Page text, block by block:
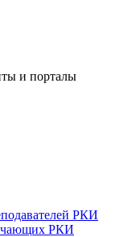
и порталы
РКИ
РКИ